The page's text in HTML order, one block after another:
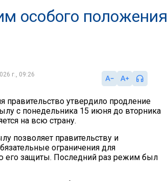
особого положения
г., 09:26
правительство утвердило продление
с понедельника 15 июня до вторника
на всю страну.
позволяет правительству и
ограничения для
его защиты. Последний раз режим был